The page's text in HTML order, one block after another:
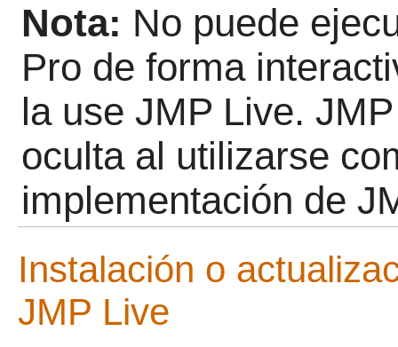
Nota: No puede
Pro de forma
la use JMP Live.
oculta al utilizarse
implementación de
Instalación o
JMP Live